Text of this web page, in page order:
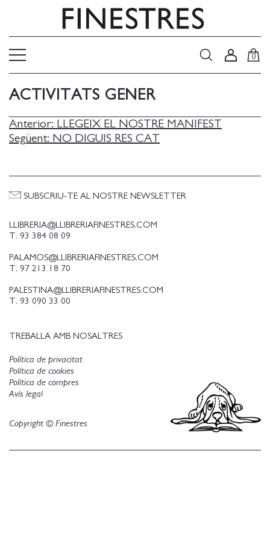
0
ACTIVITATS GENER
NAVEGACIÓ
D'ENTRADES
Anterior: LLEGEIX EL NOSTRE MANIFEST
Següent: NO DIGUIS RES CAT
LLIBRERIA@LLIBRERIAFINESTRES.COM
T. 93 384 08 09
PALAMOS@LLIBRERIAFINESTRES.COM
T. 97 213 18 70
PALESTINA@LLIBRERIAFINESTRES.COM
T. 93 090 33 00
TREBALLA AMB NOSALTRES
SUBSCRIU-TE AL NOSTRE NEWSLETTER
Política de privacitat
Política de cookies
Avís legal
Política de compres
Copyright © Finestres